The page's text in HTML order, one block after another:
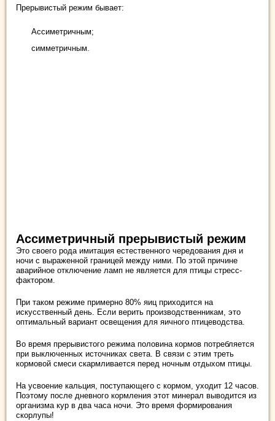
Прерывистый режим бывает:
Ассиметричным;
симметричным.
Ассиметричный прерывистый режим
Это своего рода имитация естественного чередования дня и
ночи с выраженной границей между ними. По этой причине
аварийное отключение ламп не является для птицы стресс-
фактором.
При таком режиме примерно 80% яиц приходится на
искусственный день. Если верить производственникам, это
оптимальный вариант освещения для яичного птицеводства.
Во время прерывистого режима половина кормов потребляется
при выключенных источниках света. В связи с этим треть
кормовой смеси скармливается перед ночным отдыхом птицы.
На усвоение кальция, поступающего с кормом, уходит 12 часов.
Поэтому после дневного кормления этот минерал выводится из
организма кур в два часа ночи. Это время формирования
скорлупы!